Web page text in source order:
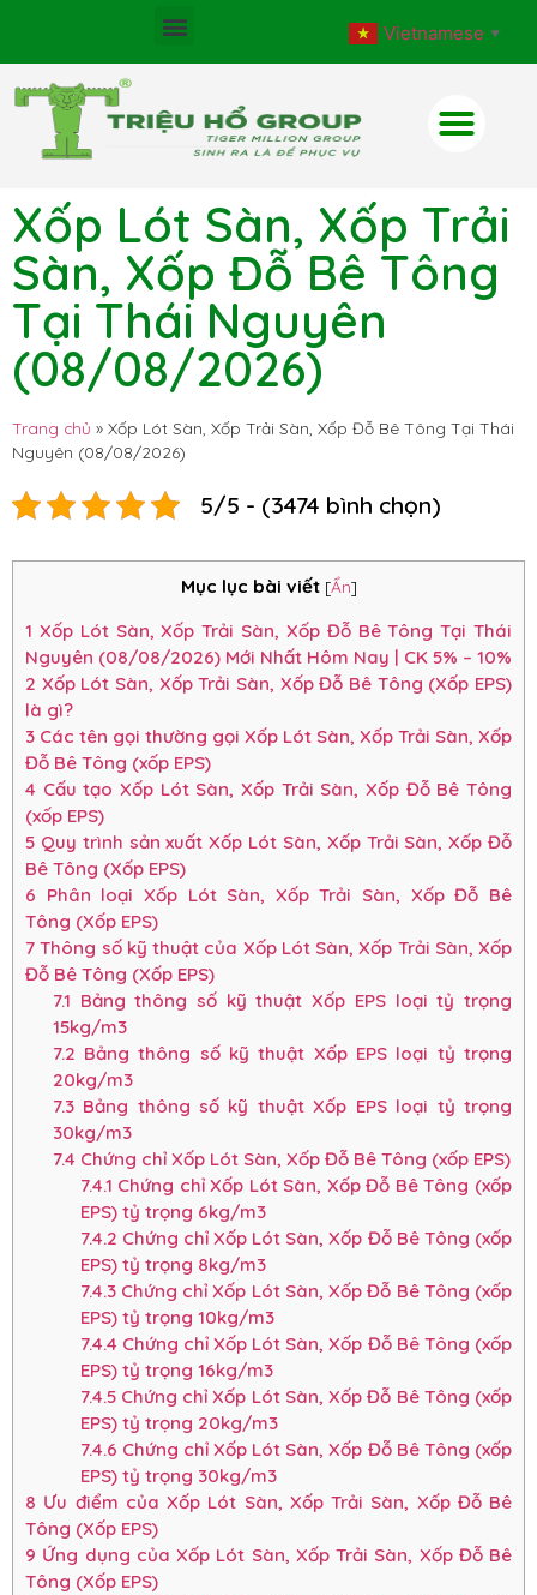
Vietnamese ▼
Xốp Lót Sàn, Xốp Trải
Sàn, Xốp Đỗ Bê Tông
Tại Thái Nguyên
(08/08/2026)
Trang chủ » Xốp Lót Sàn, Xốp Trải Sàn, Xốp Đỗ Bê Tông Tại Thái
Nguyên (08/08/2026)
5/5 - (3474 bình chọn)
Mục lục bài viết [Ẩn]
1 Xốp Lót Sàn, Xốp Trải Sàn, Xốp Đỗ Bê Tông Tại Thái
Nguyên (08/08/2026) Mới Nhất Hôm Nay | CK 5% – 10%
2 Xốp Lót Sàn, Xốp Trải Sàn, Xốp Đỗ Bê Tông (Xốp EPS)
là gì?
3 Các tên gọi thường gọi Xốp Lót Sàn, Xốp Trải Sàn, Xốp
Đỗ Bê Tông (xốp EPS)
4 Cấu tạo Xốp Lót Sàn, Xốp Trải Sàn, Xốp Đỗ Bê Tông
(xốp EPS)
5 Quy trình sản xuất Xốp Lót Sàn, Xốp Trải Sàn, Xốp Đỗ
Bê Tông (Xốp EPS)
6 Phân loại Xốp Lót Sàn, Xốp Trải Sàn, Xốp Đỗ Bê
Tông (Xốp EPS)
7 Thông số kỹ thuật của Xốp Lót Sàn, Xốp Trải Sàn, Xốp
Đỗ Bê Tông (Xốp EPS)
7.1 Bảng thông số kỹ thuật Xốp EPS loại tỷ trọng
15kg/m3
7.2 Bảng thông số kỹ thuật Xốp EPS loại tỷ trọng
20kg/m3
7.3Bảng thông số kỹ thuật Xốp EPS loại tỷ trọng
30kg/m3
7.4 Chứng chỉ Xốp Lót Sàn, Xốp Đỗ Bê Tông (xốp EPS)
7.4.1 Chứng chỉ Xốp Lót Sàn, Xốp Đỗ Bê Tông (xốp
EPS) tỷ trọng 6kg/m3
7.4.2 Chứng chỉ Xốp Lót Sàn, Xốp Đỗ Bê Tông (xốp
EPS) tỷ trọng 8kg/m3
7.4.3Chứng chỉ Xốp Lót Sàn, Xốp Đỗ Bê Tông (xốp
EPS) tỷ trọng 10kg/m3
7.4.4 Chứng chỉ Xốp Lót Sàn, Xốp Đỗ Bê Tông (xốp
EPS) tỷ trọng 16kg/m3
7.4.5Chứng chỉ Xốp Lót Sàn, Xốp Đỗ Bê Tông (xốp
EPS) tỷ trọng 20kg/m3
7.4.6 Chứng chỉ Xốp Lót Sàn, Xốp Đỗ Bê Tông (xốp
EPS) tỷ trọng 30kg/m3
8 Ưu điểm của Xốp Lót Sàn, Xốp Trải Sàn, Xốp Đỗ Bê
Tông (Xốp EPS)
9 Ứng dụng của Xốp Lót Sàn, Xốp Trải Sàn, Xốp Đỗ Bê
Tông (Xốp EPS)